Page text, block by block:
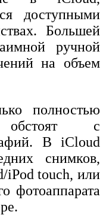
доступными
Большей
ручной
на объем
полностью
обстоят с
В iCloud
снимков,
iPod touch, или
фотоаппарата